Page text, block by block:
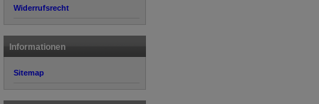
Widerrufsrecht
Informationen
Sitemap